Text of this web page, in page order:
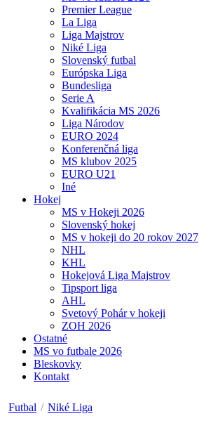
Premier League
La Liga
Liga Majstrov
Niké Liga
Slovenský futbal
Európska Liga
Bundesliga
Serie A
Kvalifikácia MS 2026
Liga Národov
EURO 2024
Konferenčná liga
MS klubov 2025
EURO U21
Iné
Hokej
MS v Hokeji 2026
Slovenský hokej
MS v hokeji do 20 rokov 2027
NHL
KHL
Hokejová Liga Majstrov
Tipsport liga
AHL
Svetový Pohár v hokeji
ZOH 2026
Ostatné
MS vo futbale 2026
Bleskovky
Kontakt
Futbal / Niké Liga